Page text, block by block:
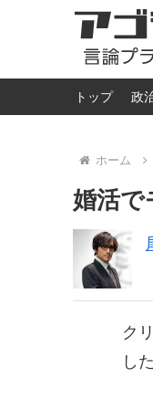
トップ 政
ホーム
婚活で
ク
した